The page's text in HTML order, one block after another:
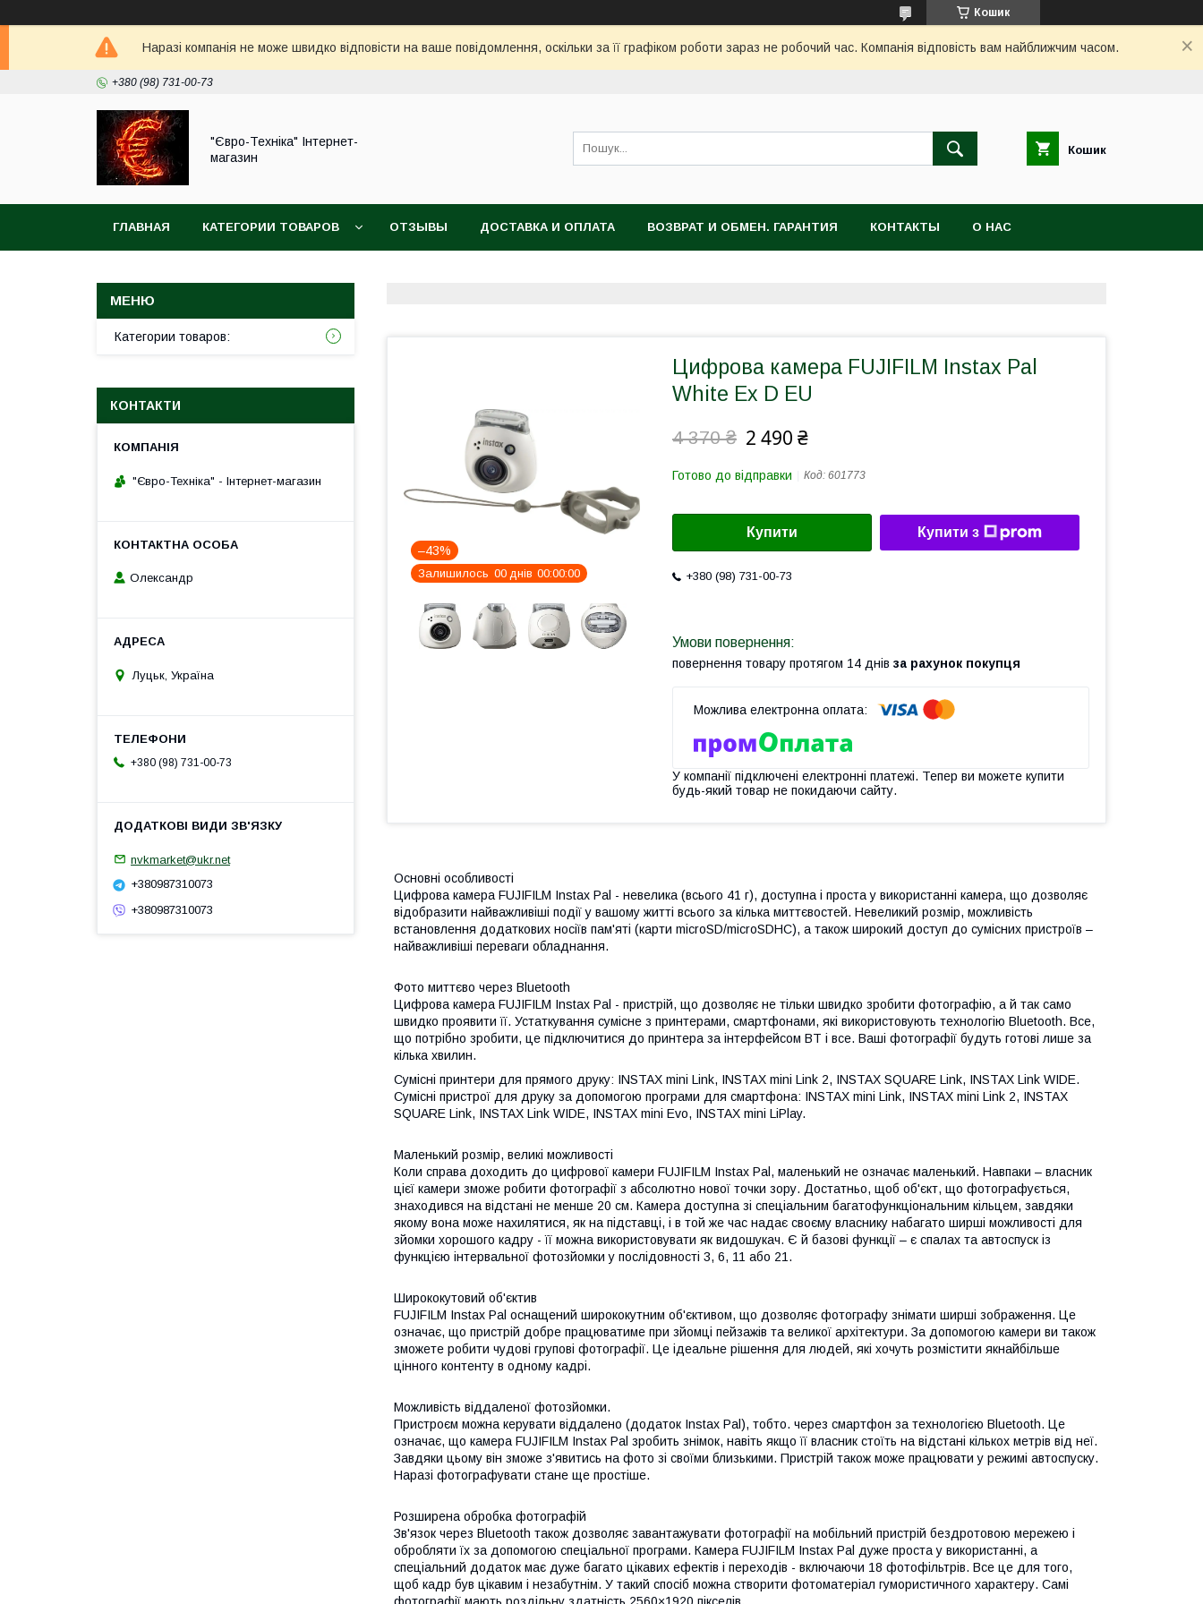
Кошик
Наразі компанія не може швидко відповісти на ваше повідомлення, оскільки за її графіком роботи зараз не робочий час. Компанія відповість вам найближчим часом.
+380 (98) 731-00-73
"Євро-Техніка" Інтернет-
магазин
Кошик
ГЛАВНАЯ КАТЕГОРИИ ТОВАРОВ ОТЗЫВЫ ДОСТАВКА И ОПЛАТА ВОЗВРАТ И ОБМЕН. ГАРАНТИЯ КОНТАКТЫ О НАС
–43%
Залишилось 00 днів 00 00 00
Цифрова камера FUJIFILM Instax Pal
White Ex D EU
4 370 ₴ 2 490 ₴
Готово до відправки Код: 601773
Купити Купити з
+380 (98) 731-00-73
повернення товару протягом 14 днів за рахунок покупця
У компанії підключені електронні платежі. Тепер ви можете купити
будь-який товар не покидаючи сайту.
Основні особливості
Цифрова камера FUJIFILM Instax Pal - невелика (всього 41 г), доступна і проста у використанні камера, що дозволяє
відобразити найважливіші події у вашому житті всього за кілька миттєвостей. Невеликий розмір, можливість
встановлення додаткових носіїв пам'яті (карти microSD/microSDHC), а також широкий доступ до сумісних пристроїв –
найважливіші переваги обладнання.
Фото миттєво через Bluetooth
Цифрова камера FUJIFILM Instax Pal - пристрій, що дозволяє не тільки швидко зробити фотографію, а й так само
швидко проявити її. Устаткування сумісне з принтерами, смартфонами, які використовують технологію Bluetooth. Все,
що потрібно зробити, це підключитися до принтера за інтерфейсом BT і все. Ваші фотографії будуть готові лише за
кілька хвилин.
Сумісні принтери для прямого друку: INSTAX mini Link, INSTAX mini Link 2, INSTAX SQUARE Link, INSTAX Link WIDE.
Сумісні пристрої для друку за допомогою програми для смартфона: INSTAX mini Link, INSTAX mini Link 2, INSTAX
SQUARE Link, INSTAX Link WIDE, INSTAX mini Evo, INSTAX mini LiPlay.
Маленький розмір, великі можливості
Коли справа доходить до цифрової камери FUJIFILM Instax Pal, маленький не означає маленький. Навпаки – власник
цієї камери зможе робити фотографії з абсолютно нової точки зору. Достатньо, щоб об'єкт, що фотографується,
знаходився на відстані не менше 20 см. Камера доступна зі спеціальним багатофункціональним кільцем, завдяки
якому вона може нахилятися, як на підставці, і в той же час надає своєму власнику набагато ширші можливості для
зйомки хорошого кадру - її можна використовувати як видошукач. Є й базові функції – є спалах та автоспуск із
функцією інтервальної фотозйомки у послідовності 3, 6, 11 або 21.
Ширококутовий об'єктив
FUJIFILM Instax Pal оснащений ширококутним об'єктивом, що дозволяє фотографу знімати ширші зображення. Це
означає, що пристрій добре працюватиме при зйомці пейзажів та великої архітектури. За допомогою камери ви також
зможете робити чудові групові фотографії. Це ідеальне рішення для людей, які хочуть розмістити якнайбільше
цінного контенту в одному кадрі.
Можливість віддаленої фотозйомки.
Пристроєм можна керувати віддалено (додаток Instax Pal), тобто. через смартфон за технологією Bluetooth. Це
означає, що камера FUJIFILM Instax Pal зробить знімок, навіть якщо її власник стоїть на відстані кількох метрів від неї.
Завдяки цьому він зможе з'явитись на фото зі своїми близькими. Пристрій також може працювати у режимі автоспуску.
Наразі фотографувати стане ще простіше.
Розширена обробка фотографій
Зв'язок через Bluetooth також дозволяє завантажувати фотографії на мобільний пристрій бездротовою мережею і
обробляти їх за допомогою спеціальної програми. Камера FUJIFILM Instax Pal дуже проста у використанні, а
спеціальний додаток має дуже багато цікавих ефектів і переходів - включаючи 18 фотофільтрів. Все це для того,
щоб кадр був цікавим і незабутнім. У такий спосіб можна створити фотоматеріал гумористичного характеру. Самі
фотографії мають роздільну здатність 2560×1920 пікселів.
Категории товаров:
КОНТАКТИ
"Євро-Техніка" - Інтернет-магазин
Олександр
Луцьк, Україна
+380 (98) 731-00-73
nvkmarket@ukr.net
+380987310073
+380987310073